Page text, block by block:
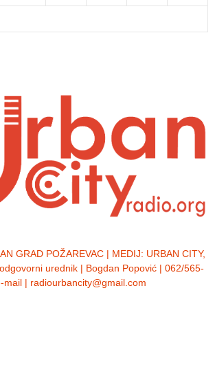
GRAD POŽAREVAC | MEDIJ: URBAN CITY,
urednik | Bogdan Popović | 062/565-
mail | radiourbancity@gmail.com